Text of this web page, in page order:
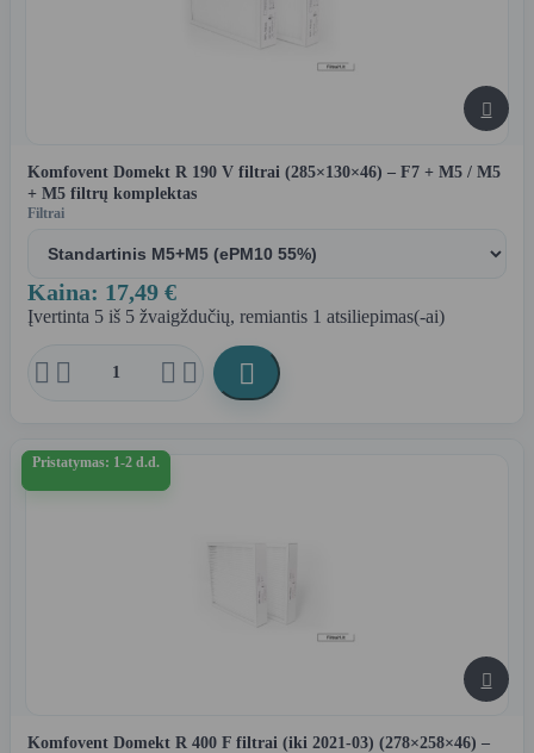

Komfovent Domekt R 190 V filtrai (285×130×46) – F7 + M5 / M5
+ M5 filtrų komplektas
Filtrai
Kaina: 17,49 €
Įvertinta 5 iš 5 žvaigždučių, remiantis 1 atsiliepimas(-ai)
    
Pristatymas: 1-2 d.d.

Komfovent Domekt R 400 F filtrai (iki 2021-03) (278×258×46) –